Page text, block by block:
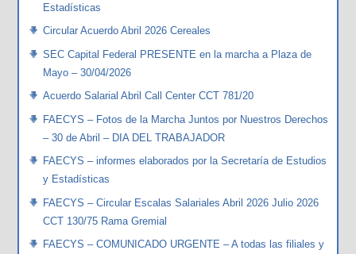
Estadísticas
Circular Acuerdo Abril 2026 Cereales
SEC Capital Federal PRESENTE en la marcha a Plaza de
Mayo – 30/04/2026
Acuerdo Salarial Abril Call Center CCT 781/20
FAECYS – Fotos de la Marcha Juntos por Nuestros Derechos
– 30 de Abril – DIA DEL TRABAJADOR
FAECYS – informes elaborados por la Secretaría de Estudios
y Estadísticas
FAECYS – Circular Escalas Salariales Abril 2026 Julio 2026
CCT 130/75 Rama Gremial
FAECYS – COMUNICADO URGENTE – A todas las filiales y